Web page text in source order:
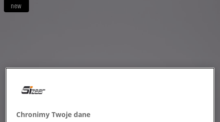
new
Chronimy Twoje dane